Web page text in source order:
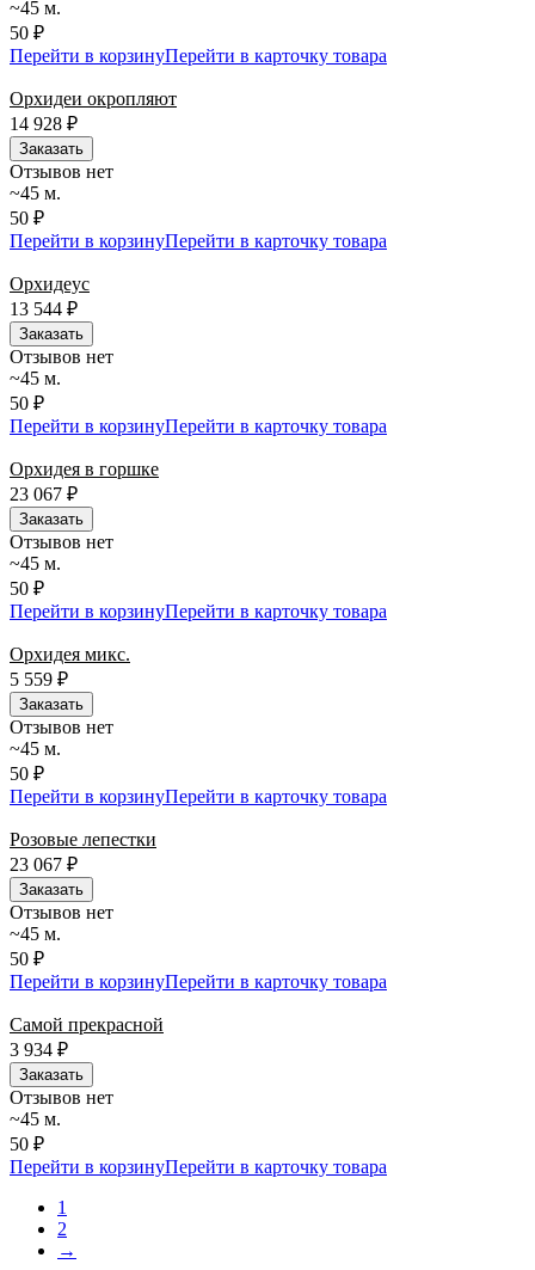
~45 м.
50 ₽
Перейти в корзинуПерейти в карточку товара
Орхидеи окропляют
14 928 ₽
Заказать
Отзывов нет
~45 м.
50 ₽
Перейти в корзинуПерейти в карточку товара
Орхидеус
13 544 ₽
Заказать
Отзывов нет
~45 м.
50 ₽
Перейти в корзинуПерейти в карточку товара
Орхидея в горшке
23 067 ₽
Заказать
Отзывов нет
~45 м.
50 ₽
Перейти в корзинуПерейти в карточку товара
Орхидея микс.
5 559 ₽
Заказать
Отзывов нет
~45 м.
50 ₽
Перейти в корзинуПерейти в карточку товара
Розовые лепестки
23 067 ₽
Заказать
Отзывов нет
~45 м.
50 ₽
Перейти в корзинуПерейти в карточку товара
Самой прекрасной
3 934 ₽
Заказать
Отзывов нет
~45 м.
50 ₽
Перейти в корзинуПерейти в карточку товара
1
2
→